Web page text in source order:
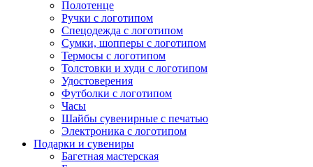
Полотенце
Ручки с логотипом
Спецодежда с логотипом
Сумки, шопперы с логотипом
Термосы с логотипом
Толстовки и худи с логотипом
Удостоверения
Футболки с логотипом
Часы
Шайбы сувенирные с печатью
Электроника с логотипом
Подарки и сувениры
Багетная мастерская